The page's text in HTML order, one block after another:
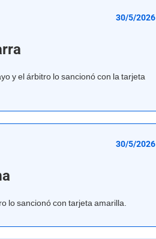
30/5/2026
y el árbitro lo sancionó con la tarjeta
30/5/2026
lo sancionó con tarjeta amarilla.